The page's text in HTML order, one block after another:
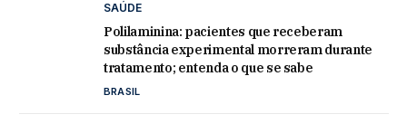
SAÚDE
Polilaminina: pacientes que receberam
substância experimental morreram durante
tratamento; entenda o que se sabe
BRASIL